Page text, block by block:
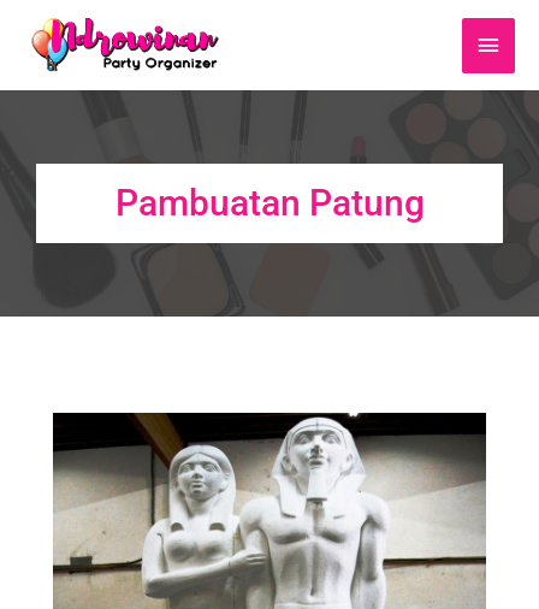
Main
Pambuatan Patung